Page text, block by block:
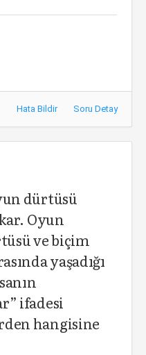
Hata Bildir Soru Detay
dürtüsü
Oyun
ve biçim
yaşadığı
ifadesi
hangisine